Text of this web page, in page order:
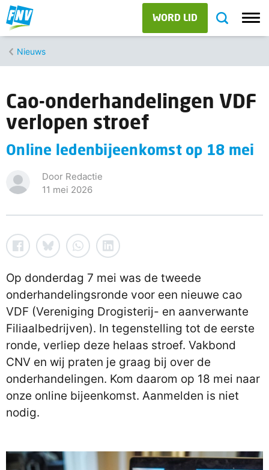
WORD LID
Nieuws
Cao-onderhandelingen VDF
verlopen stroef
Online ledenbijeenkomst op 18 mei
Door Redactie
11 mei 2026
Op donderdag 7 mei was de tweede
onderhandelingsronde voor een nieuwe cao
VDF (Vereniging Drogisterij- en aanverwante
Filiaalbedrijven). In tegenstelling tot de eerste
ronde, verliep deze helaas stroef. Vakbond
CNV en wij praten je graag bij over de
onderhandelingen. Kom daarom op 18 mei naar
onze online bijeenkomst. Aanmelden is niet
nodig.